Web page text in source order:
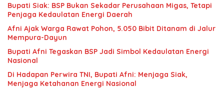
Bupati Siak: BSP Bukan Sekadar Perusahaan Migas, Tetapi
Penjaga Kedaulatan Energi Daerah
Afni Ajak Warga Rawat Pohon, 5.050 Bibit Ditanam di Jalur
Mempura-Dayun
Bupati Afni Tegaskan BSP Jadi Simbol Kedaulatan Energi
Nasional
Di Hadapan Perwira TNI, Bupati Afni: Menjaga Siak,
Menjaga Ketahanan Energi Nasional